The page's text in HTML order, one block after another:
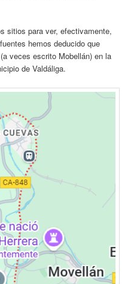
sitios para ver, efectivamente,
hemos deducido que
veces escrito Mobellán) en la
de Valdáliga.